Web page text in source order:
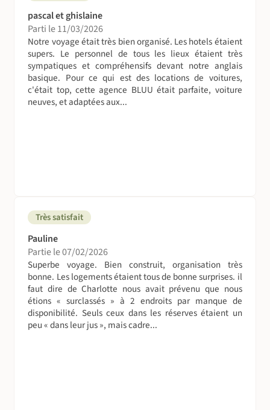
pascal et ghislaine
Parti le 11/03/2026
Notre voyage était très bien organisé. Les hotels étaient
supers. Le personnel de tous les lieux étaient très
sympatiques et compréhensifs devant notre anglais
basique. Pour ce qui est des locations de voitures,
c'était top, cette agence BLUU était parfaite, voiture
neuves, et adaptées aux...
Très satisfait
Pauline
Partie le 07/02/2026
Superbe voyage. Bien construit, organisation très
bonne. Les logements étaient tous de bonne surprises. il
faut dire de Charlotte nous avait prévenu que nous
étions « surclassés » à 2 endroits par manque de
disponibilité. Seuls ceux dans les réserves étaient un
peu « dans leur jus », mais cadre...